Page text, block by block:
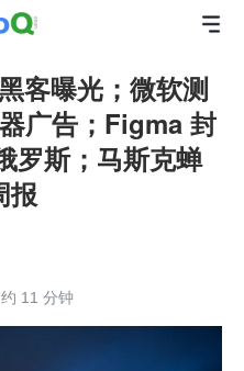
客曝光；微软测
广告；Figma 封
罗斯；马斯克蝉
报
11 分钟